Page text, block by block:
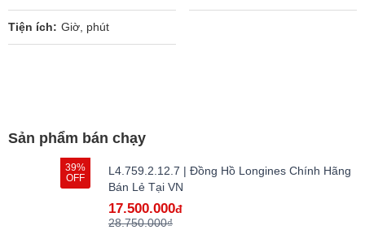
Tiện ích Giờ, phút
Sản phẩm bán chạy
39%
OFF
L4.759.2.12.7 | Đồng Hồ Longines Chính Hãng
Bán Lẻ Tại VN
17.500.000đ
28.750.000₫